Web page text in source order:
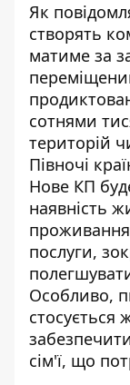
Як
створять
матиме за
сотнями
територій
Півночі
Нове КП
наявність
послуги,
Особливо,
стосується
сім'ї, що